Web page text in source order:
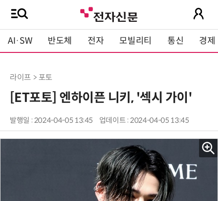
AI·SW 반도체 전자 모빌리티 통신 경제
라이프 > 포토
[ET포토] 엔하이픈 니키, '섹시 가이'
발행일 : 2024-04-05 13:45 업데이트 : 2024-04-05 13:45